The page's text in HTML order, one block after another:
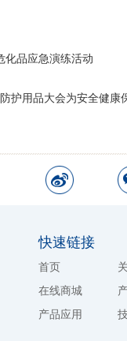
化品应急演练活动
护用品大会为安全健康
快速链接
首页
在线商城
产品应用